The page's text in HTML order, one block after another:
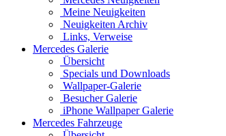
Meine Neuigkeiten
Neuigkeiten Archiv
Links, Verweise
Mercedes Galerie
Übersicht
Specials und Downloads
Wallpaper-Galerie
Besucher Galerie
iPhone Wallpaper Galerie
Mercedes Fahrzeuge